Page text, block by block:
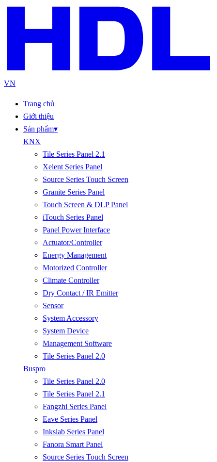
VN
Trang chủ
Giới thiệu
Sản phẩm▾
KNX
Tile Series Panel 2.1
Xelent Series Panel
Source Series Touch Screen
Granite Series Panel
Touch Screen & DLP Panel
iTouch Series Panel
Panel Power Interface
Actuator/Controller
Energy Management
Motorized Controller
Climate Controller
Dry Contact / IR Emitter
Sensor
System Accessory
System Device
Management Software
Tile Series Panel 2.0
Buspro
Tile Series Panel 2.0
Tile Series Panel 2.1
Fangzhi Series Panel
Eave Series Panel
Inkslab Series Panel
Fanora Smart Panel
Source Series Touch Screen